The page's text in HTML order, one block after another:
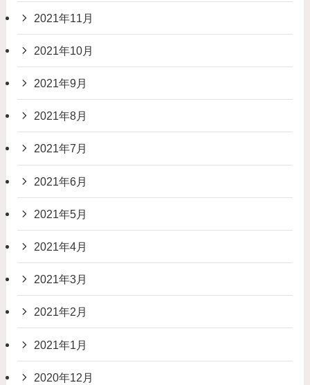
2021年11月
2021年10月
2021年9月
2021年8月
2021年7月
2021年6月
2021年5月
2021年4月
2021年3月
2021年2月
2021年1月
2020年12月